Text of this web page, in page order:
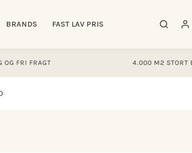
BRANDS FAST LAV PRIS SøgeresultaterLog ind
4.000 M2 STORT BOLIGHUS